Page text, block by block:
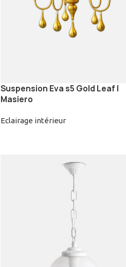
Suspension Eva s5 Gold Leaf |
Masiero
Eclairage intérieur